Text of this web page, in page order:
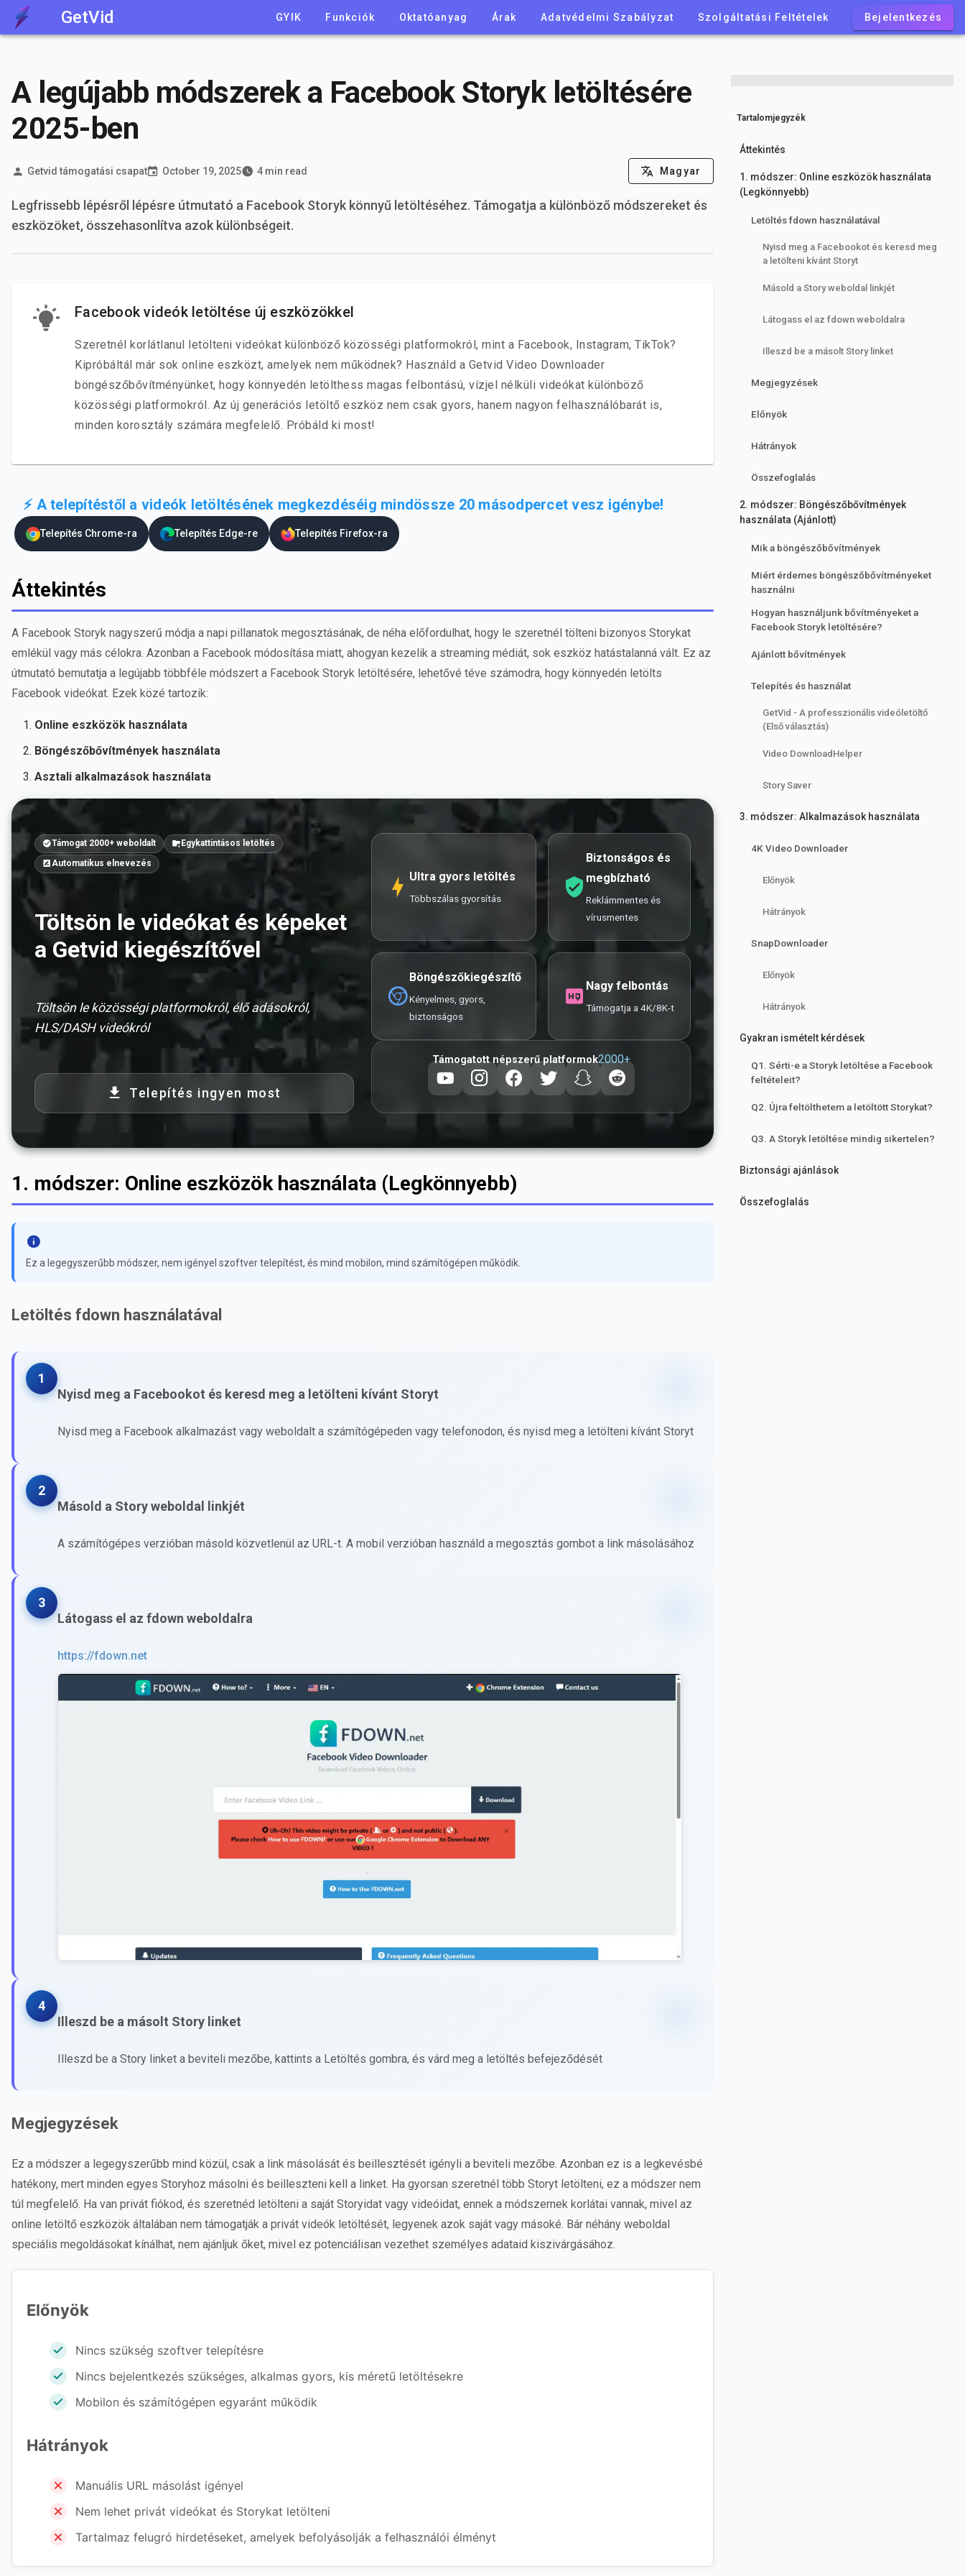
GetVid GYIK Funkciók Oktatóanyag Árak Adatvédelmi Szabályzat Szolgáltatási Feltételek Bejelentkezés
A legújabb módszerek a Facebook Storyk letöltésére
2025-ben
Getvid támogatási csapat October 19, 2025 4 min read Magyar
Legfrissebb lépésről lépésre útmutató a Facebook Storyk könnyű letöltéséhez. Támogatja a különböző módszereket és
eszközöket, összehasonlítva azok különbségeit.
Facebook videók letöltése új eszközökkel
Szeretnél korlátlanul letölteni videókat különböző közösségi platformokról, mint a Facebook, Instagram, TikTok?
Kipróbáltál már sok online eszközt, amelyek nem működnek? Használd a Getvid Video Downloader
böngészőbővítményünket, hogy könnyedén letölthess magas felbontású, vízjel nélküli videókat különböző
közösségi platformokról. Az új generációs letöltő eszköz nem csak gyors, hanem nagyon felhasználóbarát is,
minden korosztály számára megfelelő. Próbáld ki most!
⚡ A telepítéstől a videók letöltésének megkezdéséig mindössze 20 másodpercet vesz igénybe!
Telepítés Chrome-ra Telepítés Edge-re Telepítés Firefox-ra
Áttekintés
A Facebook Storyk nagyszerű módja a napi pillanatok megosztásának, de néha előfordulhat, hogy le szeretnél tölteni bizonyos Storykat
emlékül vagy más célokra. Azonban a Facebook módosítása miatt, ahogyan kezelik a streaming médiát, sok eszköz hatástalanná vált. Ez az
útmutató bemutatja a legújabb többféle módszert a Facebook Storyk letöltésére, lehetővé téve számodra, hogy könnyedén letölts
Facebook videókat. Ezek közé tartozik:
Online eszközök használata
Böngészőbővítmények használata
Asztali alkalmazások használata
Támogat 2000+ weboldalt
Egykattintásos letöltés
Automatikus elnevezés
Töltsön le videókat és képeket
a Getvid kiegészítővel
Töltsön le közösségi platformokról, élő adásokról,
HLS/DASH videókról
Telepítés ingyen most
Ultra gyors letöltés
Többszálas gyorsítás
Biztonságos és
megbízható
Reklámmentes és
vírusmentes
Böngészőkiegészítő
Kényelmes, gyors,
biztonságos
Nagy felbontás
Támogatja a 4K/8K-t
Támogatott népszerű platformok2000+
1. módszer: Online eszközök használata (Legkönnyebb)
Ez a legegyszerűbb módszer, nem igényel szoftver telepítést, és mind mobilon, mind számítógépen működik.
Letöltés fdown használatával
1
Nyisd meg a Facebookot és keresd meg a letölteni kívánt Storyt
Nyisd meg a Facebook alkalmazást vagy weboldalt a számítógépeden vagy telefonodon, és nyisd meg a letölteni kívánt Storyt
2
Másold a Story weboldal linkjét
A számítógépes verzióban másold közvetlenül az URL-t. A mobil verzióban használd a megosztás gombot a link másolásához
3
Látogass el az fdown weboldalra
https://fdown.net
4
Illeszd be a másolt Story linket
Illeszd be a Story linket a beviteli mezőbe, kattints a Letöltés gombra, és várd meg a letöltés befejeződését
Megjegyzések
Ez a módszer a legegyszerűbb mind közül, csak a link másolását és beillesztését igényli a beviteli mezőbe. Azonban ez is a legkevésbé
hatékony, mert minden egyes Storyhoz másolni és beilleszteni kell a linket. Ha gyorsan szeretnél több Storyt letölteni, ez a módszer nem
túl megfelelő. Ha van privát fiókod, és szeretnéd letölteni a saját Storyidat vagy videóidat, ennek a módszernek korlátai vannak, mivel az
online letöltő eszközök általában nem támogatják a privát videók letöltését, legyenek azok saját vagy másoké. Bár néhány weboldal
speciális megoldásokat kínálhat, nem ajánljuk őket, mivel ez potenciálisan vezethet személyes adataid kiszivárgásához.
Előnyök
Nincs szükség szoftver telepítésre
Nincs bejelentkezés szükséges, alkalmas gyors, kis méretű letöltésekre
Mobilon és számítógépen egyaránt működik
Hátrányok
Manuális URL másolást igényel
Nem lehet privát videókat és Storykat letölteni
Tartalmaz felugró hirdetéseket, amelyek befolyásolják a felhasználói élményt
Tartalomjegyzék
Áttekintés
1. módszer: Online eszközök használata
(Legkönnyebb)
Letöltés fdown használatával
Nyisd meg a Facebookot és keresd meg
a letölteni kívánt Storyt
Másold a Story weboldal linkjét
Látogass el az fdown weboldalra
Illeszd be a másolt Story linket
Megjegyzések
Előnyök
Hátrányok
Összefoglalás
2. módszer: Böngészőbővítmények
használata (Ajánlott)
Mik a böngészőbővítmények
Miért érdemes böngészőbővítményeket
használni
Hogyan használjunk bővítményeket a
Facebook Storyk letöltésére?
Ajánlott bővítmények
Telepítés és használat
GetVid - A professzionális videóletöltő
(Első választás)
Video DownloadHelper
Story Saver
3. módszer: Alkalmazások használata
4K Video Downloader
Előnyök
Hátrányok
SnapDownloader
Előnyök
Hátrányok
Gyakran ismételt kérdések
Q1. Sérti-e a Storyk letöltése a Facebook
feltételeit?
Q2. Újra feltölthetem a letöltött Storykat?
Q3. A Storyk letöltése mindig sikertelen?
Biztonsági ajánlások
Összefoglalás